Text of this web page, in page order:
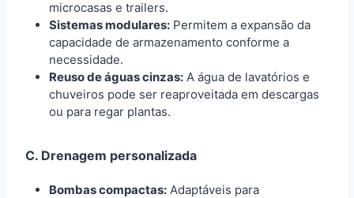
microcasas e trailers.
Sistemas modulares: Permitem a expansão da
capacidade de armazenamento conforme a
necessidade.
Reuso de águas cinzas: A água de lavatórios e
chuveiros pode ser reaproveitada em descargas
ou para regar plantas.
C. Drenagem personalizada
Bombas compactas: Adaptáveis para